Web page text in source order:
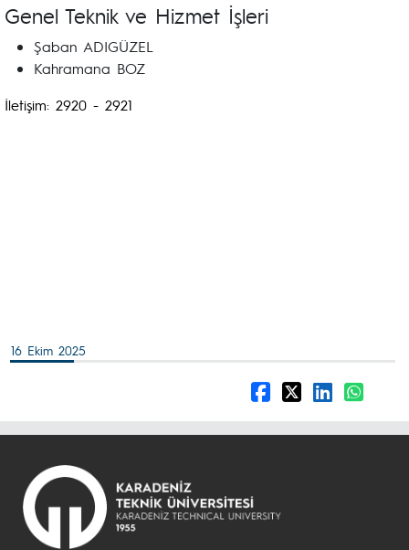
Genel Teknik ve Hizmet İşleri
Şaban ADIGÜZEL
Kahramana BOZ
İletişim: 2920 - 2921
16 Ekim 2025